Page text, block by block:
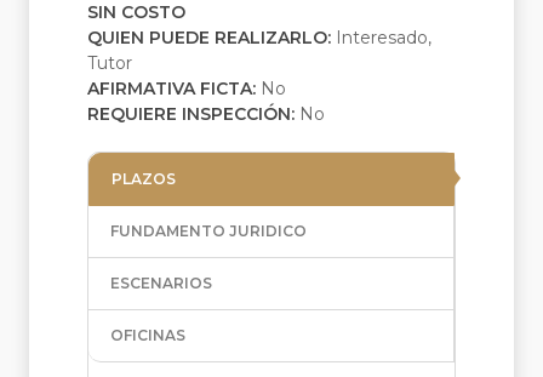
SIN COSTO
QUIEN PUEDE REALIZARLO: Interesado,
Tutor
AFIRMATIVA FICTA: No
REQUIERE INSPECCIÓN: No
PLAZOS
FUNDAMENTO JURIDICO
ESCENARIOS
OFICINAS